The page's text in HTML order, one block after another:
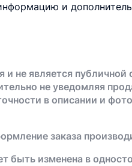
и
не является
не уведомляя
в описании и
заказа
быть изменена в